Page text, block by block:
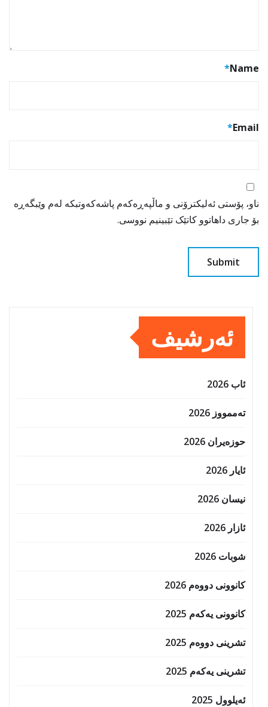
Name
*
Email
*
ناو، پۆستی ئەلیکترۆنی و ماڵپەڕەکەم پاشەکەوتبکە لەم وێبگەڕە
بۆ جاری داهاتوو کاتێک تێبینیم نووسی.
ئەرشیف
ئاب 2026
تەممووز 2026
حوزه‌یران 2026
ئایار 2026
نیسان 2026
ئازار 2026
شوبات 2026
کانوونی دووەم 2026
کانوونی یەکەم 2025
تشرینی دووەم 2025
تشرینی یەکەم 2025
ئەیلوول 2025